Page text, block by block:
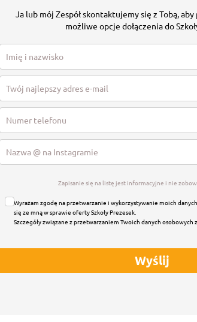
Ja lub mój Zespół skontaktujemy się z Tobą,
możliwe opcje dołączenia do
Zapisanie się na listę jest informacyjne i nie
Wyrażam zgodę na przetwarzanie i wykorzystywanie moich
się ze mną w sprawie oferty Szkoły Prezesek.
Szczegóły związane z przetwarzaniem Twoich danych osobowych
Wyślij